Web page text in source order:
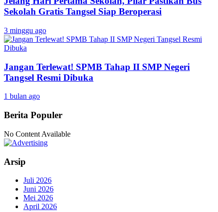
Sekolah Gratis Tangsel Siap Beroperasi
3 minggu ago
Jangan Terlewat! SPMB Tahap II SMP Negeri
Tangsel Resmi Dibuka
1 bulan ago
Berita Populer
No Content Available
Arsip
Juli 2026
Juni 2026
Mei 2026
April 2026